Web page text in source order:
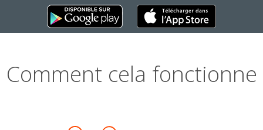
Comment cela fonctionne